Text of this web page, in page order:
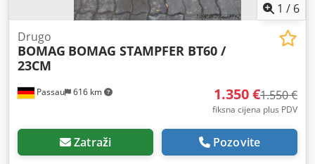
1 / 6
Passau 616 km
Drugo
BOMAG BOMAG STAMPFER BT60 /
23CM
1.350 €1.550 €
fiksna cijena plus PDV
Zatraži Pozovite